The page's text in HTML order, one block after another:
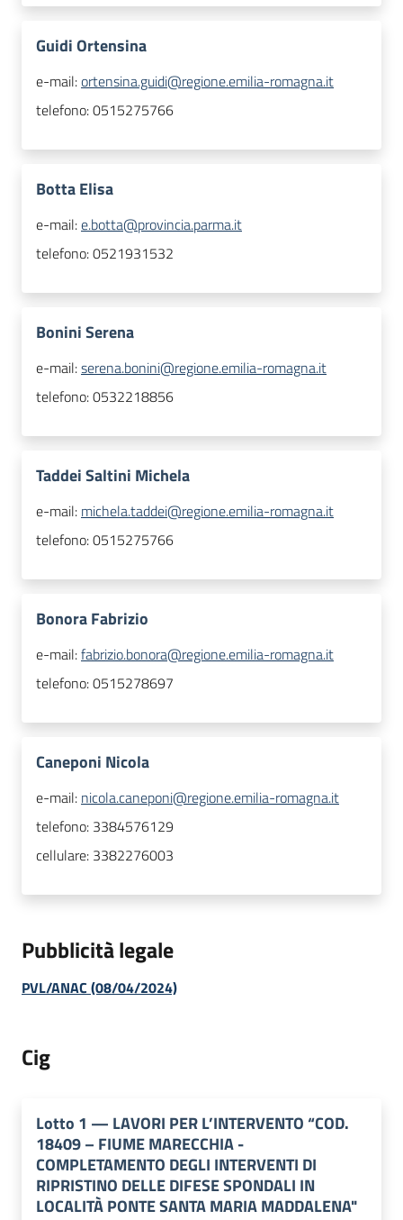
Guidi Ortensina
e-mail:ortensina.guidi@regione.emilia-romagna.it
telefono:0515275766
Botta Elisa
e-mail:e.botta@provincia.parma.it
telefono:0521931532
Bonini Serena
e-mail:serena.bonini@regione.emilia-romagna.it
telefono:0532218856
Taddei Saltini Michela
e-mail: michela.taddei@regione.emilia-romagna.it
telefono:0515275766
Bonora Fabrizio
e-mail:fabrizio.bonora@regione.emilia-romagna.it
telefono:0515278697
Caneponi Nicola
e-mail: nicola.caneponi@regione.emilia-romagna.it
telefono: 3384576129
cellulare: 3382276003
Pubblicità legale
PVL/ANAC (08/04/2024)
Cig
Lotto 1 — LAVORI PER L’INTERVENTO “COD.
18409 – FIUME MARECCHIA -
COMPLETAMENTO DEGLI INTERVENTI DI
RIPRISTINO DELLE DIFESE SPONDALI IN
LOCALITÀ PONTE SANTA MARIA MADDALENA"